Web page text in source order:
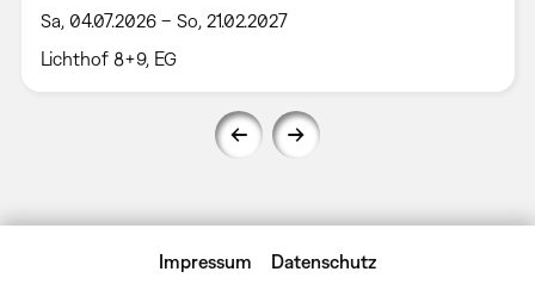
Sa, 04.07.2026 – So, 21.02.2027
Lichthof 8+9, EG
Impressum Datenschutz